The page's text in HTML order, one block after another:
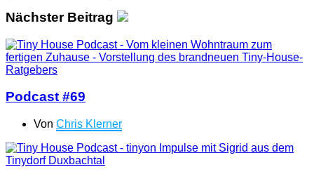
Nächster Beitrag
Podcast #69
Von Chris Klerner